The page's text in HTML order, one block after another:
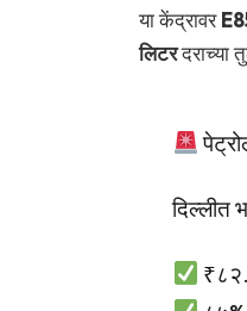
या केंद्रावर
लिटरदराच्या
दिल्लीत